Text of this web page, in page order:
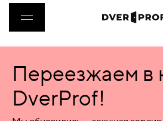
ДВЕРИ
ФУРНИТУРА
Переезжаем в
DverProf!